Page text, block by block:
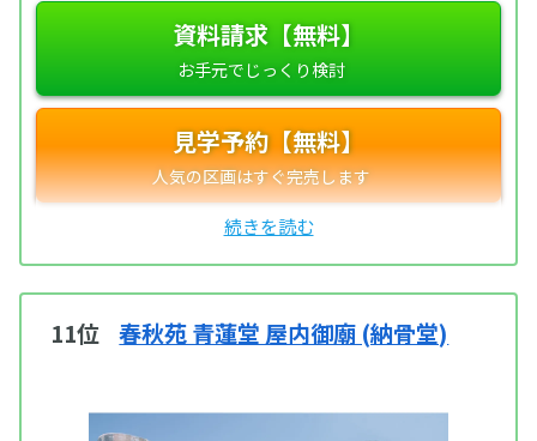
資料請求【無料】
見学予約【無料】
11位 春秋苑 青蓮堂 屋内御廟 (納骨堂)